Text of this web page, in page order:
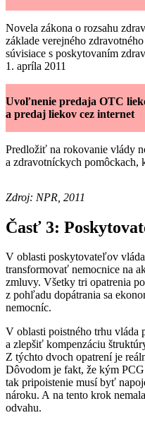
Novela zákona o rozsahu
základe verejného
súvisiace s poskytovaním
1. apríla 2011
Uvoľnenie predaja OTC
a predaj liekov cez internet
Predložiť na rokovanie vlády
a zdravotníckych
Zdroj: NPR, 2011
Časť 3:
V oblasti poskytovateľov
transformovať nemocnice na
zmluvy. Všetky tri opatrenia
z pohľadu dopátrania sa
nemocníc.
V oblasti poistného trhu vláda
a zlepšiť kompenzáciu
Z týchto dvoch opatrení je
Dôvodom je fakt, že kým
tak pripoistenie musí byť
nároku. A na tento krok
odvahu.